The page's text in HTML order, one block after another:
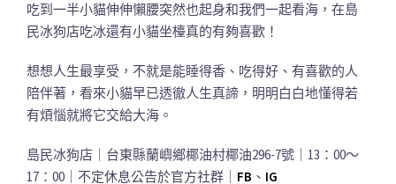
吃到一半小貓伸伸懶腰突然也起身和我們一起看海，在島
民冰狗店吃冰還有小貓坐檯真的有夠喜歡！
想想人生最享受，不就是能睡得香、吃得好、有喜歡的人
陪伴著，看來小貓早已透徹人生真諦，明明白白地懂得若
有煩惱就將它交給大海。
島民冰狗店｜台東縣蘭嶼鄉椰油村椰油296-7號｜13：00～
17：00｜不定休息公告於官方社群｜ FB 、 IG